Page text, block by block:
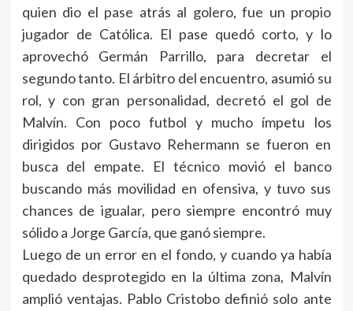
quien dio el pase atrás al golero, fue un propio
jugador de Católica. El pase quedó corto, y lo
aprovechó Germán Parrillo, para decretar el
segundo tanto. El árbitro del encuentro, asumió su
rol, y con gran personalidad, decretó el gol de
Malvín. Con poco futbol y mucho ímpetu los
dirigidos por Gustavo Rehermann se fueron en
busca del empate. El técnico movió el banco
buscando más movilidad en ofensiva, y tuvo sus
chances de igualar, pero siempre encontró muy
sólido a Jorge García, que ganó siempre.
Luego de un error en el fondo, y cuando ya había
quedado desprotegido en la última zona, Malvín
amplió ventajas. Pablo Cristobo definió solo ante